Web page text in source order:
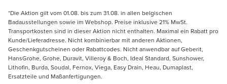
*Die Aktion gilt vom 01.08. bis zum 31.08. in allen belgischen
Badausstellungen sowie im Webshop. Preise inklusive 21% MwSt.
Transportkosten sind in dieser Aktion nicht enthalten. Maximal ein Rabatt pro
Kunde/Lieferadresse. Nicht kombinierbar mit anderen Aktionen,
Geschenkgutscheinen oder Rabattcodes. Nicht anwendbar auf Geberit,
HansGrohe, Grohe, Duravit, Villeroy & Boch, Ideal Standard, Sunshower,
Lithofin, Burda, Soudal, Fernox, Viega, Easy Drain, Heau, Dumaplast,
Ersatzteile und Maßanfertigungen.